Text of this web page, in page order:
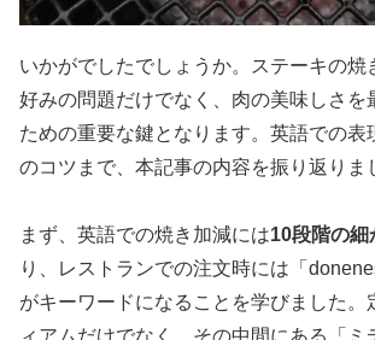
いかがでしたでしょうか。ステーキの焼
好みの問題だけでなく、肉の美味しさを
ための重要な鍵となります。英語での表
のコツまで、本記事の内容を振り返りま
まず、英語での焼き加減には10段階の細
り、レストランでの注文時には「
がキーワードになることを学びました。